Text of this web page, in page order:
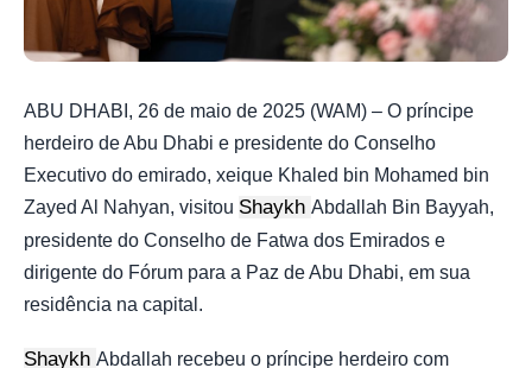
ABU DHABI, 26 de maio de 2025 (WAM) – O príncipe
herdeiro de Abu Dhabi e presidente do Conselho
Executivo do emirado, xeique Khaled bin Mohamed bin
Zayed Al Nahyan, visitou Shaykh Abdallah Bin Bayyah,
presidente do Conselho de Fatwa dos Emirados e
dirigente do Fórum para a Paz de Abu Dhabi, em sua
residência na capital.
Shaykh Abdallah recebeu o príncipe herdeiro com